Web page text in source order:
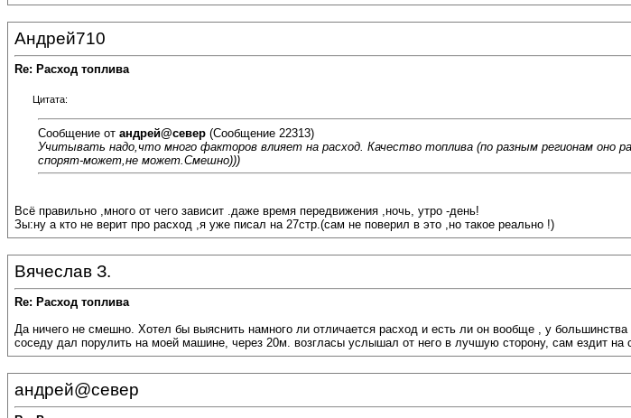
Андрей710
Re: Расход топлива
Цитата:
Сообщение от андрей@север (Сообщение 22313)
Учитывать надо,что много факторов влияет на расход. Качество топлива (по разным регионам
спорят-может,не может.Смешно)))
Всё правильно ,много от чего зависит .даже время передвижения ,ночь, утро -день!
Зы:ну а кто не верит про расход ,я уже писал на 27стр.(сам не поверил в это ,но такое реально !)
Вячеслав З.
Re: Расход топлива
Да ничего не смешно. Хотел бы выяснить намного ли отличается расход и есть ли он вообще , у
соседу дал порулить на моей машине, через 20м. возгласы услышал от него в лучшую сторону, сам ездит на
андрей@север